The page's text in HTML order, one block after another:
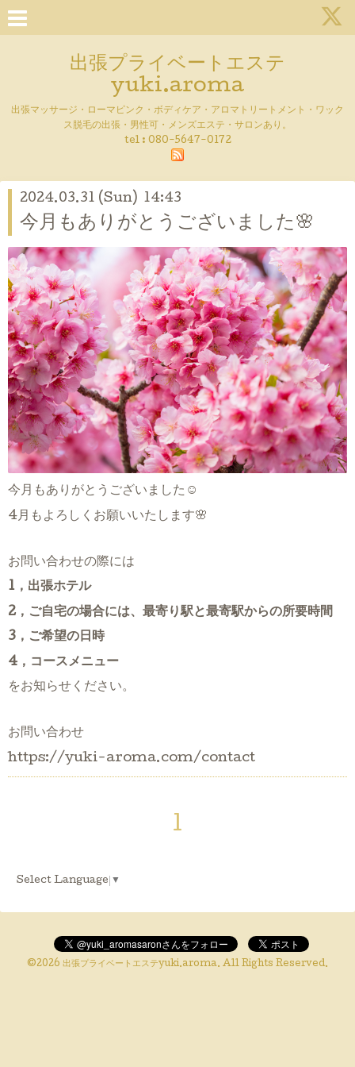
出張プライベートエステ
yuki.aroma
出張マッサージ・ローマピンク・ボディケア・アロマトリートメント・ワック
ス脱毛の出張・男性可・メンズエステ・サロンあり。
tel : 080-5647-0172
2024.03.31 (Sun) 14:43
今月もありがとうございました🌸
今月もありがとうございました☺
4月もよろしくお願いいたします🌸
お問い合わせの際には
1，出張ホテル
2，ご自宅の場合には、最寄り駅と最寄駅からの所要時間
3，ご希望の日時
4，コースメニュー
をお知らせください。
お問い合わせ
https://yuki-aroma.com/contact
1
Select Language ▼
©2026 出張プライベートエステyuki.aroma. All Rights Reserved.